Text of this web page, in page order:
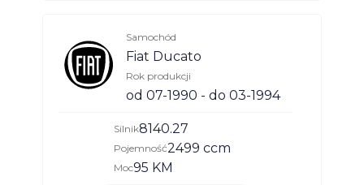
Samochód
Fiat Ducato
Rok produkcji
od 07-1990 - do 03-1994
Silnik8140.27
Pojemność2499 ccm
Moc95 KM